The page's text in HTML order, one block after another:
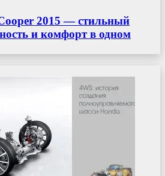
2015 — стильный
и комфорт в одном